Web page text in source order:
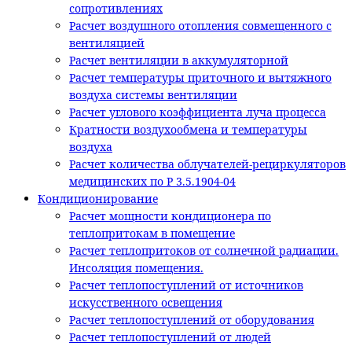
сопротивлениях
Расчет воздушного отопления совмещенного с
вентиляцией
Расчет вентиляции в аккумуляторной
Расчет температуры приточного и вытяжного
воздуха системы вентиляции
Расчет углового коэффициента луча процесса
Кратности воздухообмена и температуры
воздуха
Расчет количества облучателей-рециркуляторов
медицинских по Р 3.5.1904-04
Кондиционирование
Расчет мощности кондиционера по
теплопритокам в помещение
Расчет теплопритоков от солнечной радиации.
Инсоляция помещения.
Расчет теплопоступлений от источников
искусственного освещения
Расчет теплопоступлений от оборудования
Расчет теплопоступлений от людей